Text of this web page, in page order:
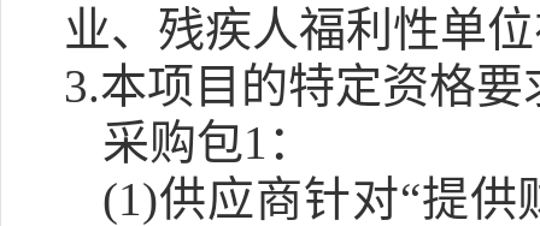
业、残疾人福利性单
3.本项目的特定资格要
采购包1：
(1)供应商针对“提